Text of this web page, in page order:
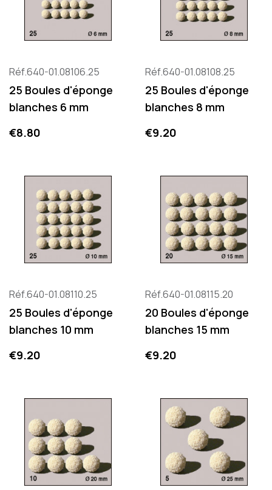
Réf.640-01.08106.25
25 Boules d'éponge
blanches 6 mm
Price
€8.80
Réf.640-01.08108.25
25 Boules d'éponge
blanches 8 mm
Price
€9.20
Réf.640-01.08110.25
25 Boules d'éponge
blanches 10 mm
Price
€9.20
Réf.640-01.08115.20
20 Boules d'éponge
blanches 15 mm
Price
€9.20